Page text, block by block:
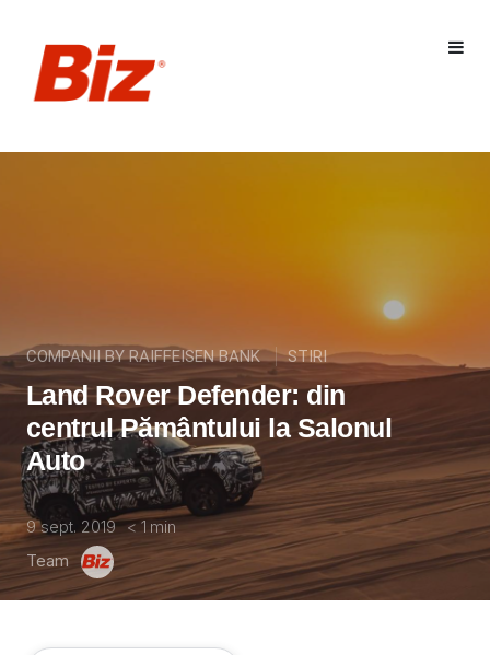
COMPANII BY RAIFFEISEN BANK STIRI
Land Rover Defender: din
centrul Pământului la Salonul
Auto
9 sept. 2019 < 1 min
Team